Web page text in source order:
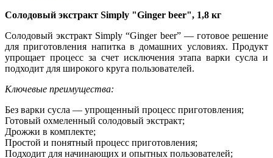
Солодовый экстракт Simply "Ginger beer", 1,8 кг
Солодовый экстракт Simply “Ginger beer” — готовое решение
для приготовления напитка в домашних условиях. Продукт
упрощает процесс за счет исключения этапа варки сусла и
подходит для широкого круга пользователей.
Ключевые преимущества:
Без варки сусла — упрощенный процесс приготовления;
Готовый охмеленный солодовый экстракт;
Дрожжи в комплекте;
Простой и понятный процесс приготовления;
Подходит для начинающих и опытных пользователей;